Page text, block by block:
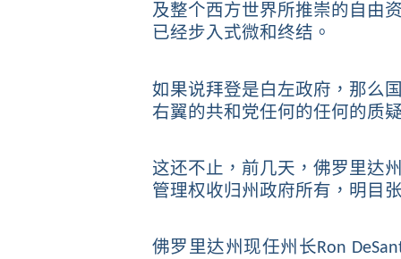
及整个西方世界所推崇的自由
已经步入式微和终结。
如果说拜登是白左政府，那么
右翼的共和党任何的任何的质
这还不止，前几天，佛罗里达
管理权收归州政府所有，明目
佛罗里达州现任州长Ron